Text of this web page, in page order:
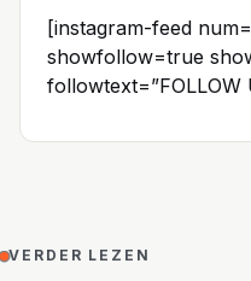
[instagram-feed
showfollow=true
VERDER LEZEN